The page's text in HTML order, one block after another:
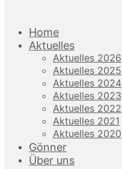
Home
Aktuelles
Aktuelles 2026
Aktuelles 2025
Aktuelles 2024
Aktuelles 2023
Aktuelles 2022
Aktuelles 2021
Aktuelles 2020
Gönner
Über uns